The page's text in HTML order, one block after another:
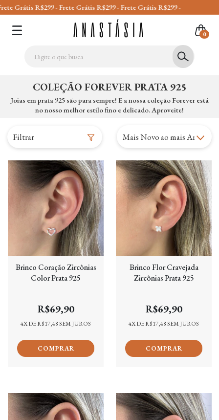
- Frete Grátis R$299 - Frete Grátis R$299 -
0
COLEÇÃO FOREVER PRATA 925
Joias em prata 925 são para sempre! E a nossa coleção Forever está
no nosso melhor estilo fino e delicado. Aproveite!
Filtrar
Brinco Coração Zircônias
Color Prata 925
R$69,90
4X DER$17,48SEM JUROS
Brinco Flor Cravejada
Zircônias Prata 925
R$69,90
4X DER$17,48SEM JUROS